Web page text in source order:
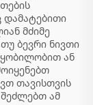
დამატებითი
მძიმე
ბევრი ნივთი
ან
თავისთვის
ამ